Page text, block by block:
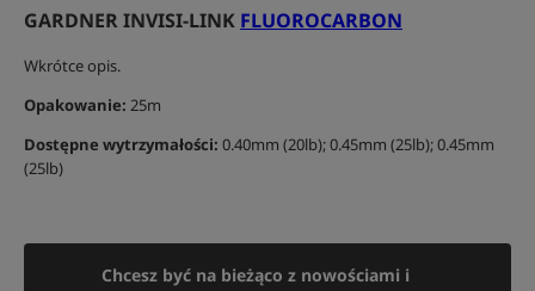
GARDNER INVISI-LINK FLUOROCARBON
Wkrótce opis.
Opakowanie: 25m
Dostępne wytrzymałości: 0.40mm (20lb); 0.45mm (25lb); 0.45mm
(25lb)
Chcesz być na bieżąco z nowościami i